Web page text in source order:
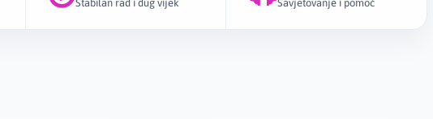
i pouzdanosti za MIG/MAG zavarivanje do 150A.
Stabilan rad i dug vijek Savjetovanje i pomoć